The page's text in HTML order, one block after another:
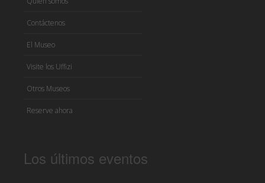
Contáctenos
El Museo
Visite los Uffizi
Otros Museos
Reserve ahora
Los últimos eventos